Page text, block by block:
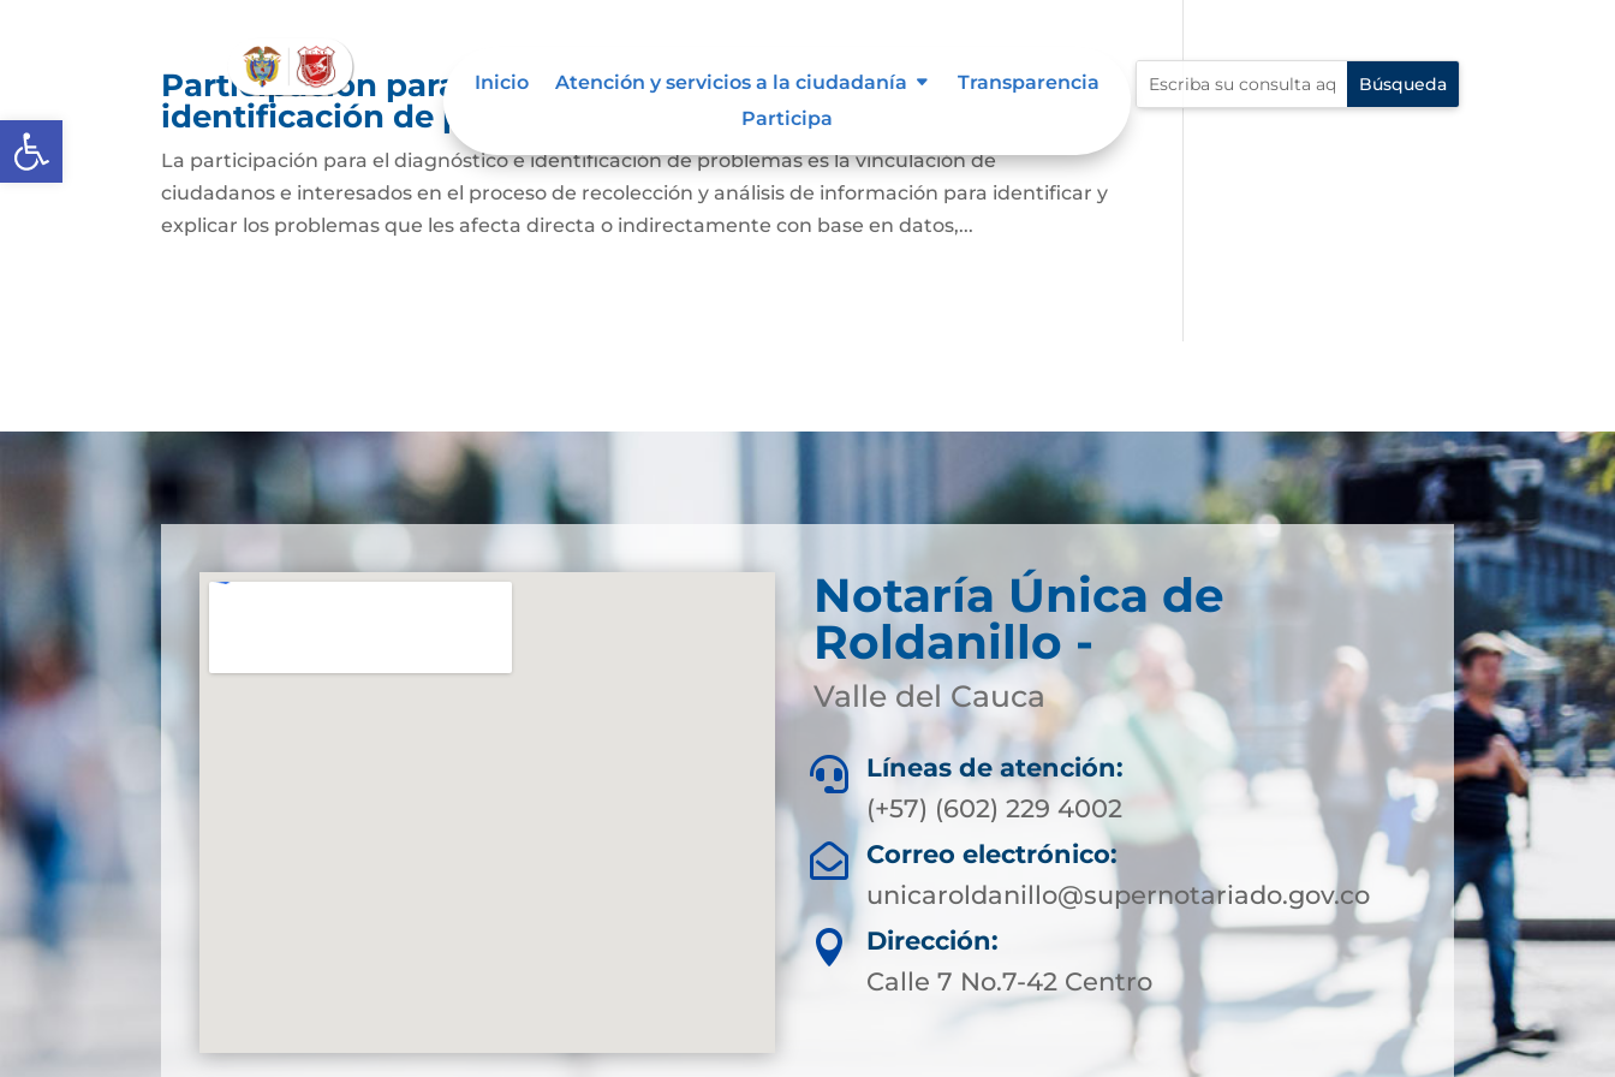
Abrir barra de herramientas
Inicio Atención y servicios a la ciudadanía
Transparencia
Participa
Participación para el diagnóstico de necesidades e
identificación de problemas.
La participación para el diagnóstico e identificación de problemas es la vinculación de
ciudadanos e interesados en el proceso de recolección y análisis de información para identificar y
explicar los problemas que les afecta directa o indirectamente con base en datos,...
Notaría Única de
Roldanillo -
Valle del Cauca

Líneas de atención:
(+57) (602) 229 4002

Correo electrónico:
unicaroldanillo@supernotariado.gov.co

Dirección:
Calle 7 No.7-42 Centro